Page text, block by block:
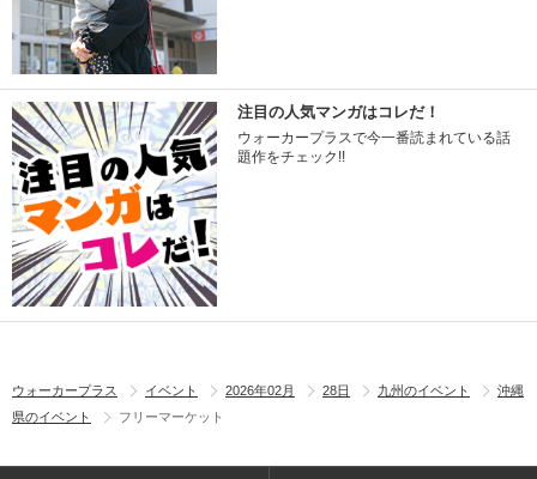
注目の人気マンガはコレだ！
ウォーカープラスで今一番読まれている話
題作をチェック!!
ウォーカープラス イベント 2026年02月 28日 九州のイベント
沖縄
県のイベント
フリーマーケット